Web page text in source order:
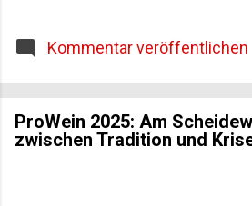
Innern eines Karstmassivs –
nur vom Schritt gelegentlicher
unterbrochen wird. Diese
ist keine Kuriosität, sondern eine
Kommentar veröffentlichen
ProWein 2025: Am
zwischen Tradition und